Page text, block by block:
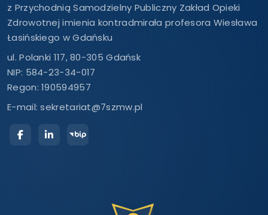
z Przychodnią Samodzielny Publiczny Zakład Opieki
Zdrowotnej imienia kontradmirała profesora Wiesława
Łasińskiego w Gdańsku
ul. Polanki 117, 80-305 Gdańsk
NIP: 584-23-34-017
Regon: 190594957
E-mail:sekretariat@7szmw.pl